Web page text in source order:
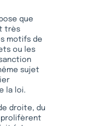
que
très
motifs de
ou les
sujet
la loi.
droite, du
prolifèrent